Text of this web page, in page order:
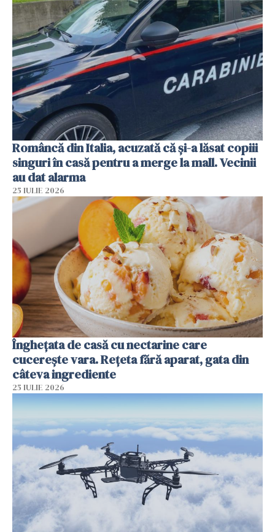
Româncă din Italia, acuzată că și-a lăsat copiii
singuri în casă pentru a merge la mall. Vecinii
au dat alarma
25 IULIE 2026
Înghețata de casă cu nectarine care
cucerește vara. Rețeta fără aparat, gata din
câteva ingrediente
25 IULIE 2026